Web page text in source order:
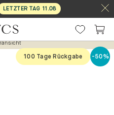
LETZTER TAG 11 .08
100 Tage Rückgabe -50%